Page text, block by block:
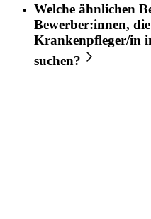
Welche ähnlichen
Bewerber:innen,
Krankenpfleger/in
suchen?